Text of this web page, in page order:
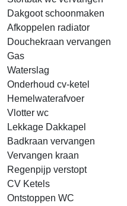
Dakgoot schoonmaken
Afkoppelen radiator
Douchekraan vervangen
Gas
Waterslag
Onderhoud cv-ketel
Hemelwaterafvoer
Vlotter wc
Lekkage Dakkapel
Badkraan vervangen
Vervangen kraan
Regenpijp verstopt
CV Ketels
Ontstoppen WC